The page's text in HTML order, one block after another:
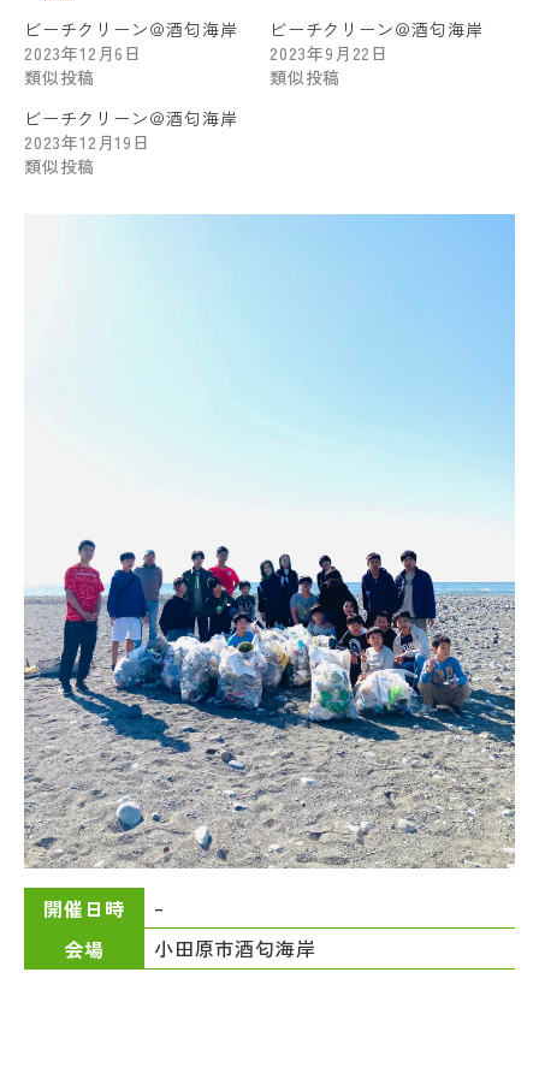
ビーチクリーン＠酒匂海岸
2023年12月6日
類似投稿
ビーチクリーン＠酒匂海岸
2023年9月22日
類似投稿
ビーチクリーン＠酒匂海岸
2023年12月19日
類似投稿
開催日時
–
会場
小田原市酒匂海岸